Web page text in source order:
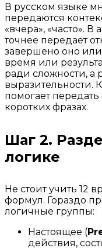
В русском языке
передаются
«вчера», «часто».
точнее передает
завершено оно
время или
ради сложности, а
выразительности.
помогает
коротких фразах.
Шаг 2.
логике
Не стоит учить 12
формул. Гораздо
логичные группы:
Настоящее (
действия,